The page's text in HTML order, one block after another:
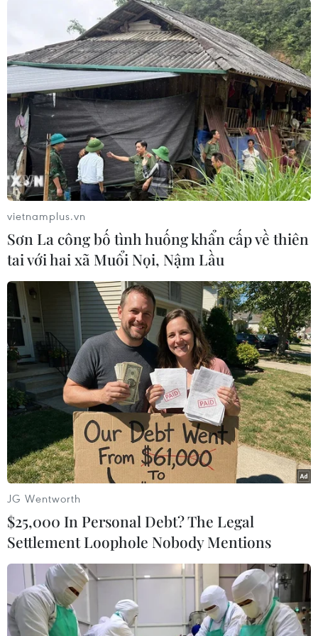
#Dịch vụ y tế #Chứng tự kỷ
#Chụp cắt lớp
#Não người
#tin tức #tin tức mới nhất
#tin tức 24h
#tin tức mới nhất trong ngày
#tin tức thời sự
#an ninh nghệ an
#thời sự hôm nay
#bản tin thời sự
#tội phạm
#truy nã
#hình sự
#phạm pháp
#pháp luật #pháp đình
#xã hội
#an ninh xã hội
#chính trị #VietnamPlus
#Vietnam
#Plus.
Theo dõi VietnamPlus
TIN LIÊN QUAN
vietnamplus.vn
Sơn La công bố tình huống khẩn cấp về thiên
tai với hai xã Muổi Nọi, Nậm Lầu
JG Wentworth
$25,000 In Personal Debt? The Legal
Settlement Loophole Nobody Mentions